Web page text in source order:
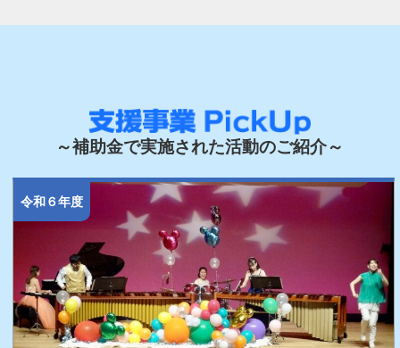
～補助金で実施された活動のご紹介～
令和６年度